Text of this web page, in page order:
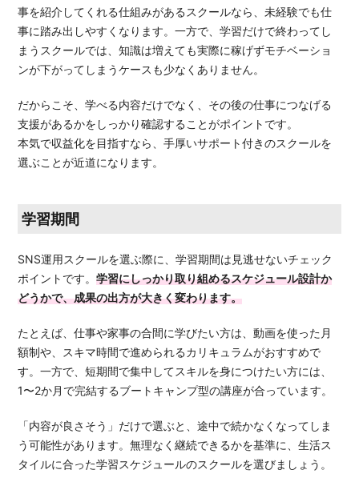
事を紹介してくれる仕組みがあるスクールなら、未経験でも仕
事に踏み出しやすくなります。一方で、学習だけで終わってし
まうスクールでは、知識は増えても実際に稼げずモチベーショ
ンが下がってしまうケースも少なくありません。
だからこそ、学べる内容だけでなく、その後の仕事につなげる
支援があるかをしっかり確認することがポイントです。
本気で収益化を目指すなら、手厚いサポート付きのスクールを
選ぶことが近道になります。
学習期間
SNS運用スクールを選ぶ際に、学習期間は見逃せないチェック
ポイントです。学習にしっかり取り組めるスケジュール設計か
どうかで、成果の出方が大きく変わります。
たとえば、仕事や家事の合間に学びたい方は、動画を使った月
額制や、スキマ時間で進められるカリキュラムがおすすめで
す。一方で、短期間で集中してスキルを身につけたい方には、
1〜2か月で完結するブートキャンプ型の講座が合っています。
「内容が良さそう」だけで選ぶと、途中で続かなくなってしま
う可能性があります。無理なく継続できるかを基準に、生活ス
タイルに合った学習スケジュールのスクールを選びましょう。